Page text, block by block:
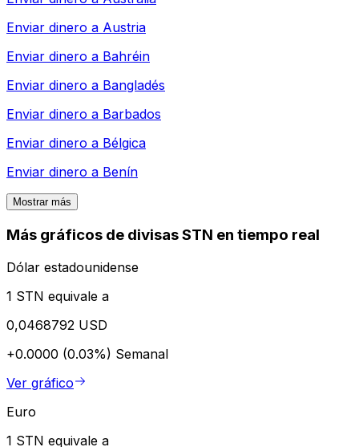
Enviar dinero a Austria
Enviar dinero a Bahréin
Enviar dinero a Bangladés
Enviar dinero a Barbados
Enviar dinero a Bélgica
Enviar dinero a Benín
Mostrar más
Más gráficos de divisas STN en tiempo real
Dólar estadounidense
1 STN equivale a
0,0468792 USD
+0.0000 (0.03%) Semanal
Ver gráfico
Euro
1 STN equivale a